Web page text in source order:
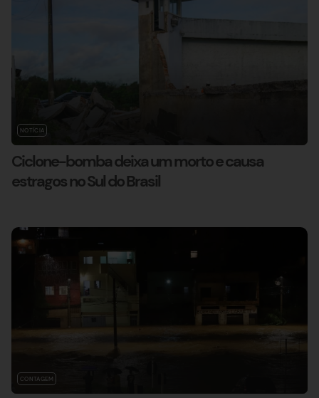
NOTÍCIA
Ciclone-bomba deixa um morto e causa
estragos no Sul do Brasil
CONTAGEM